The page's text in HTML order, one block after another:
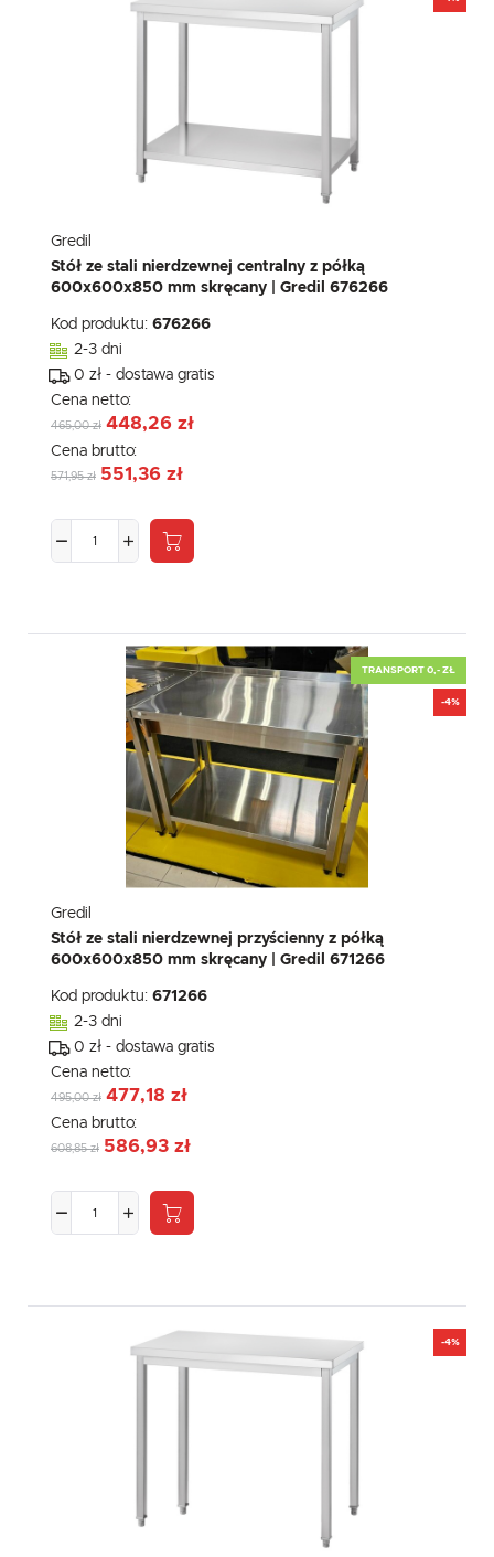
Gredil
Stół ze stali nierdzewnej centralny z półką
600x600x850 mm skręcany | Gredil 676266
Kod produktu: 676266
2-3 dni
0 zł - dostawa gratis
Cena netto:
465,00 zł 448,26 zł
Cena brutto:
571,95 zł 551,36 zł
TRANSPORT 0,- ZŁ
-4%
Gredil
Stół ze stali nierdzewnej przyścienny z półką
600x600x850 mm skręcany | Gredil 671266
Kod produktu: 671266
2-3 dni
0 zł - dostawa gratis
Cena netto:
495,00 zł 477,18 zł
Cena brutto:
608,85 zł 586,93 zł
-4%